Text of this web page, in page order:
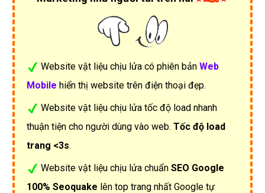
Website vật liệu chịu lửa có phiên bản Web
Mobile hiển thị website trên điện thoại đẹp.
Website vật liệu chịu lửa tốc độ load nhanh
thuận tiện cho người dùng vào web. Tốc độ load
trang <3s.
Website vật liệu chịu lửa chuẩn SEO Google
100% Seoquake lên top trang nhất Google tự